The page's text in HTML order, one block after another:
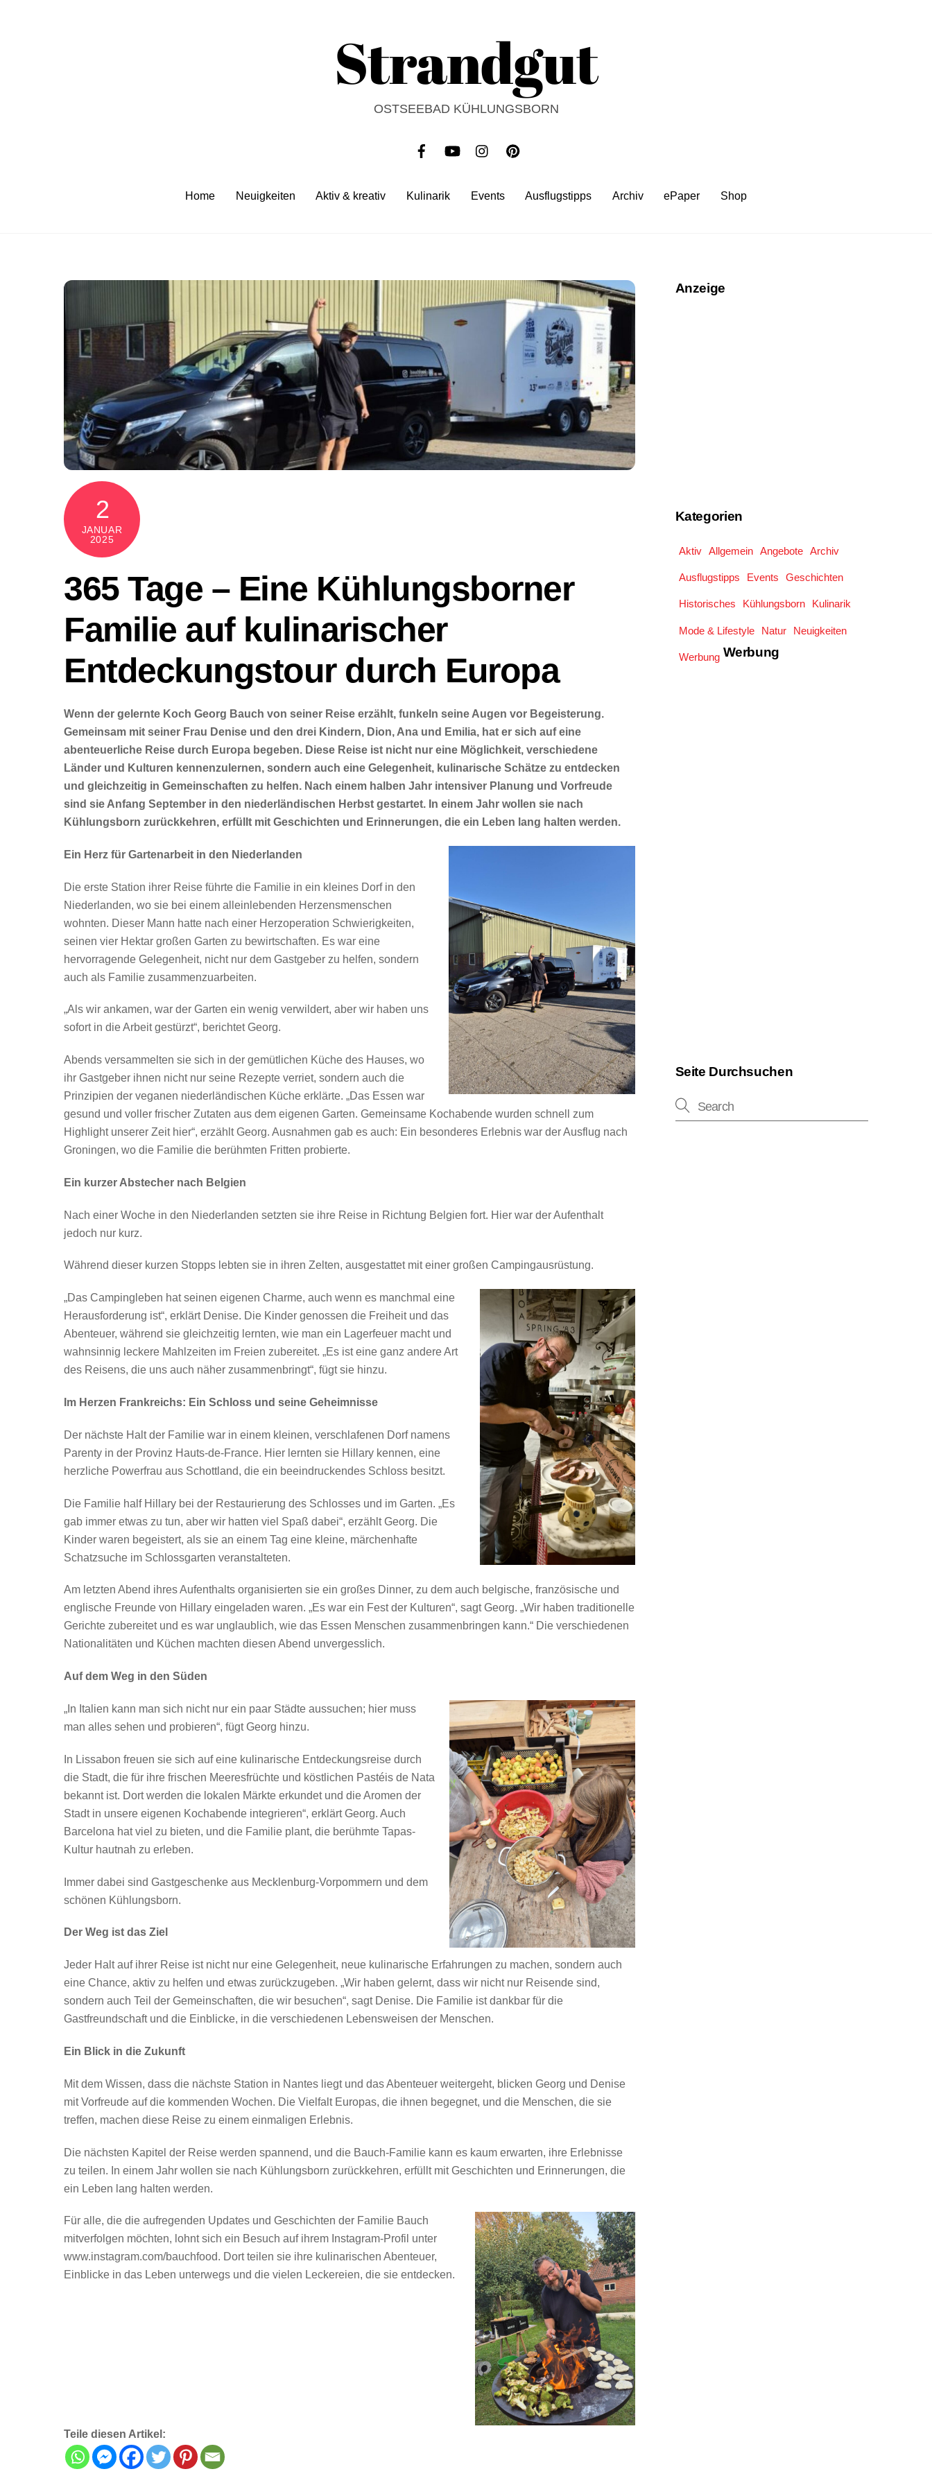
Strandgut
OSTSEEBAD KÜHLUNGSBORN
Home Neuigkeiten Aktiv & kreativ Kulinarik Events Ausflugstipps Archiv ePaper Shop
2
JANUAR
2025
365 Tage – Eine Kühlungsborner
Familie auf kulinarischer
Entdeckungstour durch Europa
Wenn der gelernte Koch Georg Bauch von seiner Reise erzählt, funkeln seine Augen vor Begeisterung.
Gemeinsam mit seiner Frau Denise und den drei Kindern, Dion, Ana und Emilia, hat er sich auf eine
abenteuerliche Reise durch Europa begeben. Diese Reise ist nicht nur eine Möglichkeit, verschiedene
Länder und Kulturen kennenzulernen, sondern auch eine Gelegenheit, kulinarische Schätze zu entdecken
und gleichzeitig in Gemeinschaften zu helfen. Nach einem halben Jahr intensiver Planung und Vorfreude
sind sie Anfang September in den niederländischen Herbst gestartet. In einem Jahr wollen sie nach
Kühlungsborn zurückkehren, erfüllt mit Geschichten und Erinnerungen, die ein Leben lang halten werden.
Ein Herz für Gartenarbeit in den Niederlanden
Die erste Station ihrer Reise führte die Familie in ein kleines Dorf in den
Niederlanden, wo sie bei einem alleinlebenden Herzensmenschen
wohnten. Dieser Mann hatte nach einer Herzoperation Schwierigkeiten,
seinen vier Hektar großen Garten zu bewirtschaften. Es war eine
hervorragende Gelegenheit, nicht nur dem Gastgeber zu helfen, sondern
auch als Familie zusammenzuarbeiten.
„Als wir ankamen, war der Garten ein wenig verwildert, aber wir haben uns
sofort in die Arbeit gestürzt“, berichtet Georg.
Abends versammelten sie sich in der gemütlichen Küche des Hauses, wo
ihr Gastgeber ihnen nicht nur seine Rezepte verriet, sondern auch die
Prinzipien der veganen niederländischen Küche erklärte. „Das Essen war
gesund und voller frischer Zutaten aus dem eigenen Garten. Gemeinsame Kochabende wurden schnell zum
Highlight unserer Zeit hier“, erzählt Georg. Ausnahmen gab es auch: Ein besonderes Erlebnis war der Ausflug nach
Groningen, wo die Familie die berühmten Fritten probierte.
Ein kurzer Abstecher nach Belgien
Nach einer Woche in den Niederlanden setzten sie ihre Reise in Richtung Belgien fort. Hier war der Aufenthalt
jedoch nur kurz.
Während dieser kurzen Stopps lebten sie in ihren Zelten, ausgestattet mit einer großen Campingausrüstung.
„Das Campingleben hat seinen eigenen Charme, auch wenn es manchmal eine
Herausforderung ist“, erklärt Denise. Die Kinder genossen die Freiheit und das
Abenteuer, während sie gleichzeitig lernten, wie man ein Lagerfeuer macht und
wahnsinnig leckere Mahlzeiten im Freien zubereitet. „Es ist eine ganz andere Art
des Reisens, die uns auch näher zusammenbringt“, fügt sie hinzu.
Im Herzen Frankreichs: Ein Schloss und seine Geheimnisse
Der nächste Halt der Familie war in einem kleinen, verschlafenen Dorf namens
Parenty in der Provinz Hauts-de-France. Hier lernten sie Hillary kennen, eine
herzliche Powerfrau aus Schottland, die ein beeindruckendes Schloss besitzt.
Die Familie half Hillary bei der Restaurierung des Schlosses und im Garten. „Es
gab immer etwas zu tun, aber wir hatten viel Spaß dabei“, erzählt Georg. Die
Kinder waren begeistert, als sie an einem Tag eine kleine, märchenhafte
Schatzsuche im Schlossgarten veranstalteten.
Am letzten Abend ihres Aufenthalts organisierten sie ein großes Dinner, zu dem auch belgische, französische und
englische Freunde von Hillary eingeladen waren. „Es war ein Fest der Kulturen“, sagt Georg. „Wir haben traditionelle
Gerichte zubereitet und es war unglaublich, wie das Essen Menschen zusammenbringen kann.“ Die verschiedenen
Nationalitäten und Küchen machten diesen Abend unvergesslich.
Auf dem Weg in den Süden
„In Italien kann man sich nicht nur ein paar Städte aussuchen; hier muss
man alles sehen und probieren“, fügt Georg hinzu.
In Lissabon freuen sie sich auf eine kulinarische Entdeckungsreise durch
die Stadt, die für ihre frischen Meeresfrüchte und köstlichen Pastéis de Nata
bekannt ist. Dort werden die lokalen Märkte erkundet und die Aromen der
Stadt in unsere eigenen Kochabende integrieren“, erklärt Georg. Auch
Barcelona hat viel zu bieten, und die Familie plant, die berühmte Tapas-
Kultur hautnah zu erleben.
Immer dabei sind Gastgeschenke aus Mecklenburg-Vorpommern und dem
schönen Kühlungsborn.
Der Weg ist das Ziel
Jeder Halt auf ihrer Reise ist nicht nur eine Gelegenheit, neue kulinarische Erfahrungen zu machen, sondern auch
eine Chance, aktiv zu helfen und etwas zurückzugeben. „Wir haben gelernt, dass wir nicht nur Reisende sind,
sondern auch Teil der Gemeinschaften, die wir besuchen“, sagt Denise. Die Familie ist dankbar für die
Gastfreundschaft und die Einblicke, in die verschiedenen Lebensweisen der Menschen.
Ein Blick in die Zukunft
Mit dem Wissen, dass die nächste Station in Nantes liegt und das Abenteuer weitergeht, blicken Georg und Denise
mit Vorfreude auf die kommenden Wochen. Die Vielfalt Europas, die ihnen begegnet, und die Menschen, die sie
treffen, machen diese Reise zu einem einmaligen Erlebnis.
Die nächsten Kapitel der Reise werden spannend, und die Bauch-Familie kann es kaum erwarten, ihre Erlebnisse
zu teilen. In einem Jahr wollen sie nach Kühlungsborn zurückkehren, erfüllt mit Geschichten und Erinnerungen, die
ein Leben lang halten werden.
Für alle, die die aufregenden Updates und Geschichten der Familie Bauch
mitverfolgen möchten, lohnt sich ein Besuch auf ihrem Instagram-Profil unter
www.instagram.com/bauchfood. Dort teilen sie ihre kulinarischen Abenteuer,
Einblicke in das Leben unterwegs und die vielen Leckereien, die sie entdecken.
Teile diesen Artikel:
Anzeige
Kategorien
Aktiv Allgemein Angebote Archiv
Ausflugstipps Events Geschichten
Historisches Kühlungsborn Kulinarik
Mode & Lifestyle Natur Neuigkeiten
Werbung Werbung
Seite Durchsuchen